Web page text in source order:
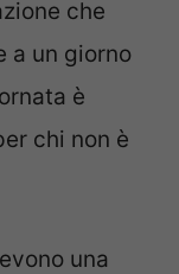
che
a un giorno
è
chi non è
una